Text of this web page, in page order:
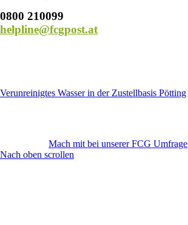
0800 210099
helpline@fcgpost.at
Verunreinigtes Wasser in der Zustellbasis Pötting
Mach mit bei unserer FCG Umfrage
Nach oben scrollen